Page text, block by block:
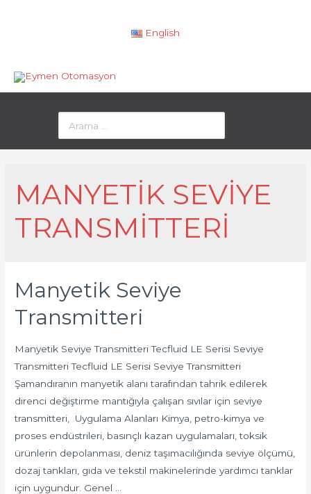
English
MANYETIK SEVIYE
TRANSMITTERI
Manyetik Seviye
Transmitteri
Manyetik Seviye Transmitteri Tecfluid LE Serisi Seviye
Transmitteri Tecfluid LE Serisi Seviye Transmitteri
Şamandıranın manyetik alanı tarafından tahrik edilerek
direnci değiştirme mantığıyla çalışan sıvılar için seviye
transmitteri, Uygulama Alanları Kimya, petro-kimya ve
proses endüstrileri, basınçlı kazan uygulamaları, toksik
ürünlerin depolanması, deniz taşımacılığında seviye ölçümü,
dozaj tankları, gıda ve tekstil makinelerinde yardımcı tanklar
için uygundur. Genel …